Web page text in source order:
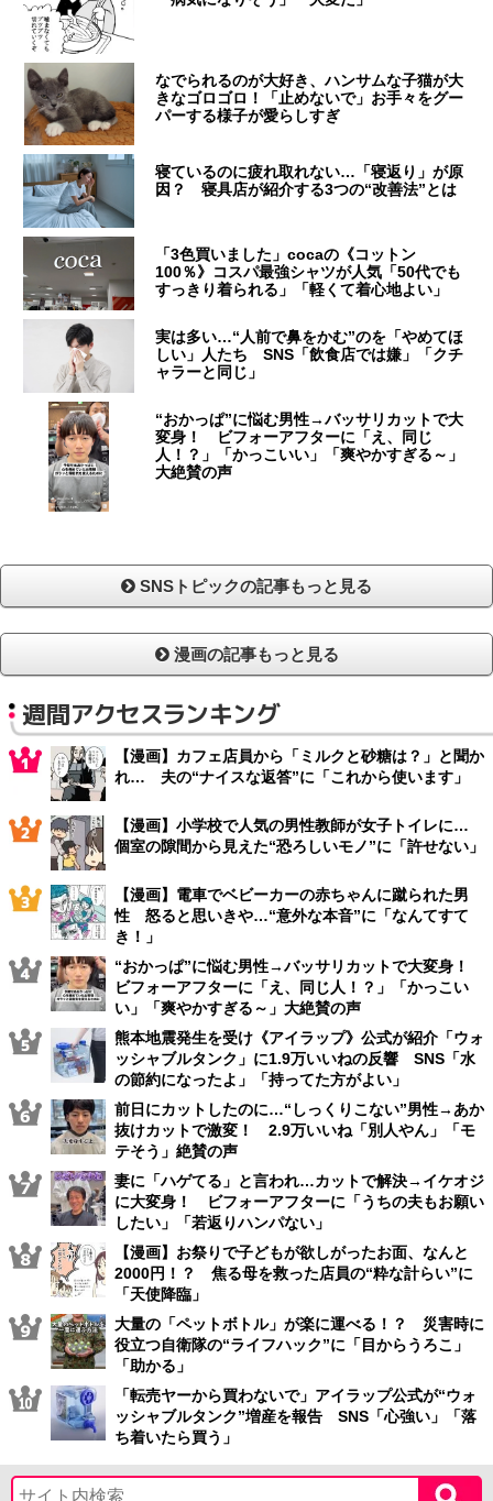
なでられるのが大好き、ハンサムな子猫が大
きなゴロゴロ！「止めないで」お手々をグー
パーする様子が愛らしすぎ
寝ているのに疲れ取れない…「寝返り」が原
因？ 寝具店が紹介する3つの“改善法”とは
「3色買いました」cocaの《コットン
100％》コスパ最強シャツが人気「50代でも
すっきり着られる」「軽くて着心地よい」
実は多い…“人前で鼻をかむ”のを「やめてほ
しい」人たち SNS「飲食店では嫌」「クチ
ャラーと同じ」
“おかっぱ”に悩む男性→バッサリカットで大
変身！ ビフォーアフターに「え、同じ
人！？」「かっこいい」「爽やかすぎる～」
大絶賛の声
SNSトピックの記事もっと見る
漫画の記事もっと見る
週間アクセスランキング
【漫画】カフェ店員から「ミルクと砂糖は？」と聞か
れ… 夫の“ナイスな返答”に「これから使います」
【漫画】小学校で人気の男性教師が女子トイレに…
個室の隙間から見えた“恐ろしいモノ”に「許せない」
【漫画】電車でベビーカーの赤ちゃんに蹴られた男
性 怒ると思いきや…“意外な本音”に「なんてすて
き！」
“おかっぱ”に悩む男性→バッサリカットで大変身！
ビフォーアフターに「え、同じ人！？」「かっこい
い」「爽やかすぎる～」大絶賛の声
熊本地震発生を受け《アイラップ》公式が紹介「ウォ
ッシャブルタンク」に1.9万いいねの反響 SNS「水
の節約になったよ」「持ってた方がよい」
前日にカットしたのに…“しっくりこない”男性→あか
抜けカットで激変！ 2.9万いいね「別人やん」「モ
テそう」絶賛の声
妻に「ハゲてる」と言われ…カットで解決→イケオジ
に大変身！ ビフォーアフターに「うちの夫もお願い
したい」「若返りハンパない」
【漫画】お祭りで子どもが欲しがったお面、なんと
2000円！？ 焦る母を救った店員の“粋な計らい”に
「天使降臨」
大量の「ペットボトル」が楽に運べる！？ 災害時に
役立つ自衛隊の“ライフハック”に「目からうろこ」
「助かる」
「転売ヤーから買わないで」アイラップ公式が“ウォ
ッシャブルタンク”増産を報告 SNS「心強い」「落
ち着いたら買う」